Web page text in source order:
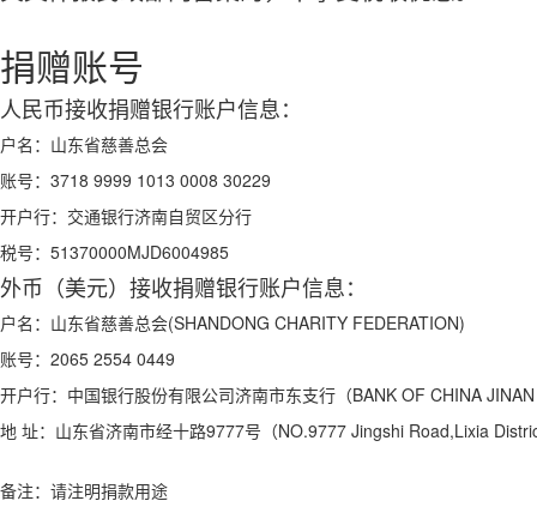
捐赠账号
人民币接收捐赠银行账户信息：
户名： 山东省慈善总会
账号： 3718 9999 1013 0008 30229
开户行： 交通银行济南自贸区分行
税号： 51370000MJD6004985
外币（美元）接收捐赠银行账户信息：
户名： 山东省慈善总会(SHANDONG CHARITY FEDERATION)
账号： 2065 2554 0449
开户行： 中国银行股份有限公司济南市东支行（BANK OF CHINA
地 址： 山东省济南市经十路9777号（NO.9777 Jingshi Road,Lixia
备注：请注明捐款用途